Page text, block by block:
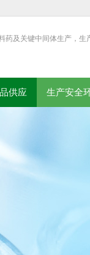
药及关键中间体生产，生
供应 生产安全